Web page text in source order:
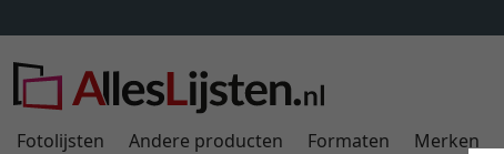
Fotolijsten Andere producten Formaten Merken